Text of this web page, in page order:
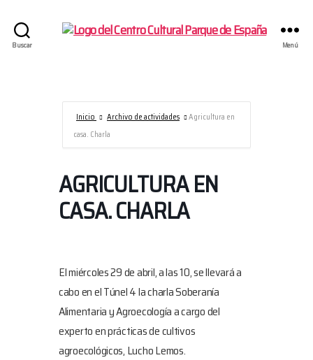
Buscar
España/AECID
Menú
Inicio Archivo de actividades
Agricultura en
casa. Charla
AGRICULTURA EN
CASA. CHARLA
El miércoles 29 de abril, a las 10, se llevará a
cabo en el Túnel 4 la charla Soberanía
Alimentaria y Agroecología a cargo del
experto en prácticas de cultivos
agroecológicos, Lucho Lemos.